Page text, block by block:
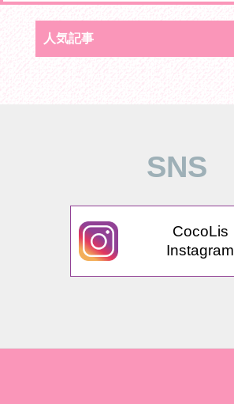
人気記事
SNS
CocoLis
Instagram